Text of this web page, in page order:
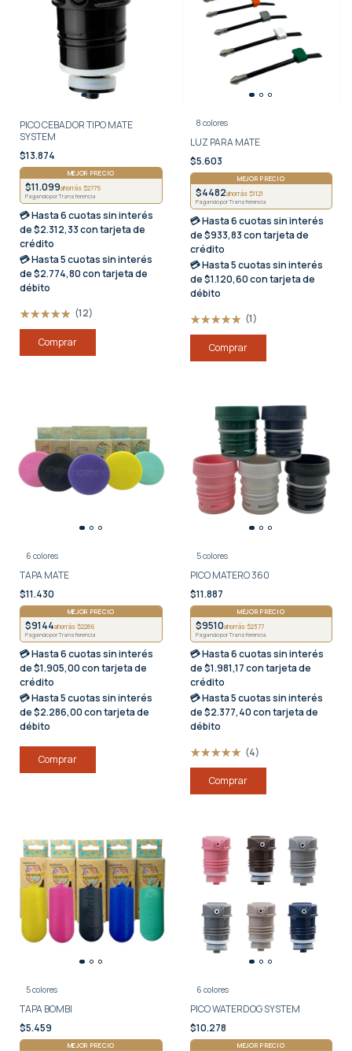
PICO CEBADOR TIPO MATE
SYSTEM
$13.874
MEJOR PRECIO
$11.099ahorrás $2775
Pagando por Transferencia
💳 Hasta6 cuotas sin interés
de $2.312,33 con tarjeta de
crédito
💳 Hasta5 cuotas sin interés
de $2.774,80 con tarjeta de
débito
(12)
8 colores
LUZ PARA MATE
$5.603
MEJOR PRECIO
$4482ahorrás $1121
Pagando por Transferencia
💳 Hasta6 cuotas sin interés
de $933,83 con tarjeta de
crédito
💳 Hasta5 cuotas sin interés
de $1.120,60 con tarjeta de
débito
(1)
Comprar
6 colores
TAPA MATE
$11.430
MEJOR PRECIO
$9144ahorrás $2286
Pagando por Transferencia
💳 Hasta6 cuotas sin interés
de $1.905,00 con tarjeta de
crédito
💳 Hasta5 cuotas sin interés
de $2.286,00 con tarjeta de
débito
Comprar
5 colores
PICO MATERO 360
$11.887
MEJOR PRECIO
$9510ahorrás $2377
Pagando por Transferencia
💳 Hasta6 cuotas sin interés
de $1.981,17 con tarjeta de
crédito
💳 Hasta5 cuotas sin interés
de $2.377,40 con tarjeta de
débito
(4)
Comprar
5 colores
TAPA BOMBI
$5.459
MEJOR PRECIO
6 colores
PICO WATERDOG SYSTEM
$10.278
MEJOR PRECIO